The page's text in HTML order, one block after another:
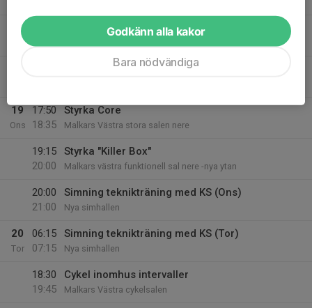
Simträning
Löpintervaller
19
Ons
17:50
18:35
Styrka Core
Malkars Västra stora salen nere
19:15
20:00
Styrka "Killer Box"
Malkars västra funktionell sal nere -nya ytan
20:00
21:00
Simning teknikträning med KS (Ons)
Nya simhallen
20
Tor
06:15
07:15
Simning teknikträning med KS (Tor)
Nya simhallen
18:30
19:45
Cykel inomhus intervaller
Malkars Västra cykelsalen
Godkänn alla kakor
Bara nödvändiga